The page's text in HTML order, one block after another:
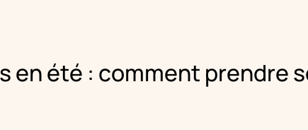
en été : comment prendre